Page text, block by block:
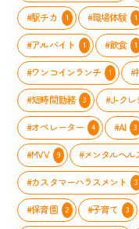
#駅チカ 1 #職場体験 1
#アルバイト 1 #飲食 1
#ワンコインランチ 1 #
#短時間勤務 3 #J-クレ
#オペレーター 4 #AI 3
#MVV 9 #メンタルヘル
#カスタマーハラスメント 3
#保育園 2 #子育て 3